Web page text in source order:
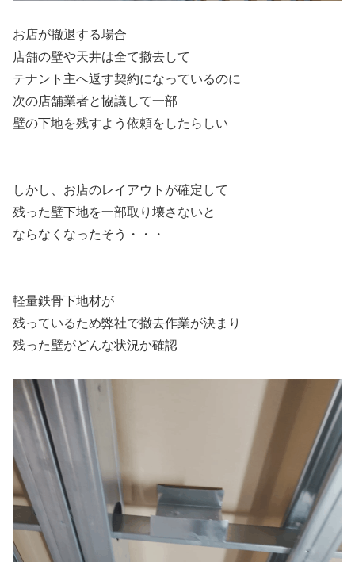
お店が撤退する場合
店舗の壁や天井は全て撤去して
テナント主へ返す契約になっているのに
次の店舗業者と協議して一部
壁の下地を残すよう依頼をしたらしい
しかし、お店のレイアウトが確定して
残った壁下地を一部取り壊さないと
ならなくなったそう・・・
軽量鉄骨下地材が
残っているため弊社で撤去作業が決まり
残った壁がどんな状況か確認